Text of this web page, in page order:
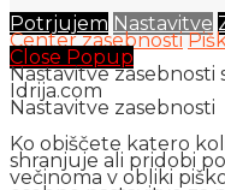
Potrjujem Nastavitve
Center zasebnosti
Close Popup
Nastavitve zasebnosti
Idrija.com
Nastavitve zasebnosti
Ko obiščete katero
shranjuje ali pridobi
večinoma v obliki